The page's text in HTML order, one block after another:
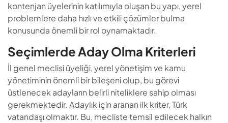
kontenjan üyelerinin katılımıyla oluşan bu yapı, yerel
problemlere daha hızlı ve etkili çözümler bulma
konusunda önemli bir rol oynamaktadır.
Seçimlerde Aday Olma Kriterleri
İl genel meclisi üyeliği, yerel yönetişim ve kamu
yönetiminin önemli bir bileşeni olup, bu görevi
üstlenecek adayların belirli niteliklere sahip olması
gerekmektedir. Adaylık için aranan ilk kriter, Türk
vatandaşı olmaktır. Bu, mecliste temsil edilecek halkın